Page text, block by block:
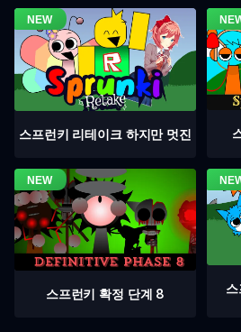
스프런키 리테이크 하지만 멋진
스프런키 확정 단계 8